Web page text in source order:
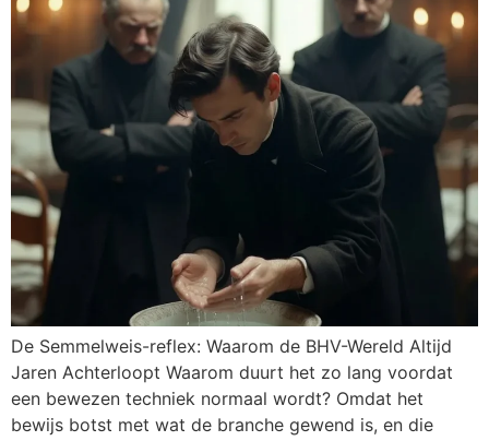
De Semmelweis-reflex: Waarom de BHV-Wereld Altijd
Jaren Achterloopt Waarom duurt het zo lang voordat
een bewezen techniek normaal wordt? Omdat het
bewijs botst met wat de branche gewend is, en die